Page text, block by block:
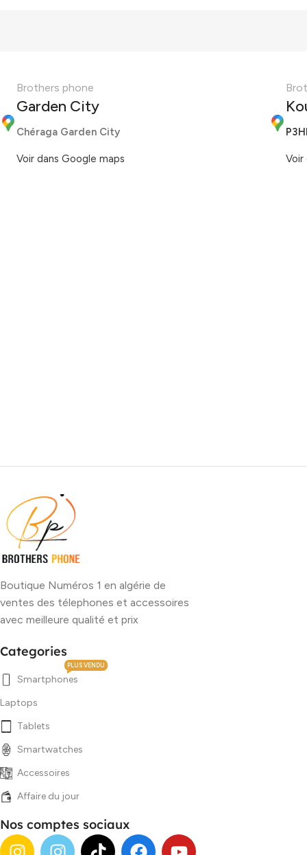
Brothers phone
Garden City
Chéraga Garden City
Voir dans Google maps Voir
Boutique Numéros 1 en algérie de
ventes des télephones et accessoires
avec meilleure qualité et prix
Categories
Smartphones
PLUS VENDU
Laptops
Tablets
Smartwatches
Accessoires
Affaire du jour
Nos comptes sociaux